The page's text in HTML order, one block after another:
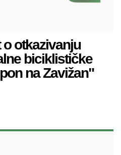
otkazivanju
biciklističke
na Zavižan"